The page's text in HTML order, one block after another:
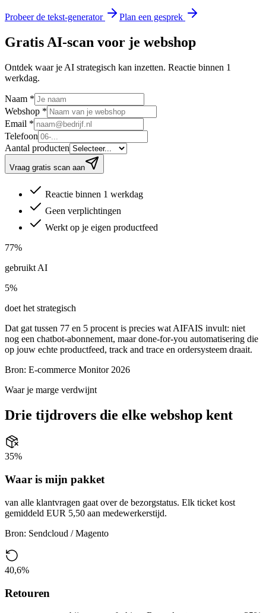
Probeer de tekst-generator Plan een gesprek
Gratis AI-scan voor je webshop
Ontdek waar je AI strategisch kan inzetten. Reactie binnen 1
werkdag.
Naam *
Webshop *
Email *
Telefoon
Aantal producten
Vraag gratis scan aan
Reactie binnen 1 werkdag
Geen verplichtingen
Werkt op je eigen productfeed
77%
gebruikt AI
5%
doet het strategisch
Dat gat tussen 77 en 5 procent is precies wat AIFAIS invult: niet
nog een chatbot-abonnement, maar done-for-you automatisering die
op jouw echte productfeed, track and trace en ordersysteem draait.
Bron: E-commerce Monitor 2026
Waar je marge verdwijnt
Drie tijdrovers die elke webshop kent
35%
Waar is mijn pakket
van alle klantvragen gaat over de bezorgstatus. Elk ticket kost
gemiddeld EUR 5,50 aan medewerkerstijd.
Bron: Sendcloud / Magento
40,6%
Retouren